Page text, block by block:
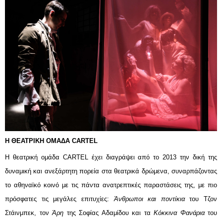
H ΘΕΑΤΡΙΚΗ ΟΜΑΔΑ CARTEL
Η θεατρική ομάδα CARTEL έχει διαγράψει από το 2013 την δική της
δυναμική και ανεξάρτητη πορεία στα θεατρικά δρώμενα, συναρπάζοντας
το αθηναϊκό κοινό με τις πάντα ανατρεπτικές παραστάσεις της, με πιο
πρόσφατες τις μεγάλες επιτυχίες: Άνθρωποι και ποντίκια του Τζον
Στάινμπεκ, τον Άρη της Σοφίας Αδαμίδου και τα Κόκκινα Φανάρια του